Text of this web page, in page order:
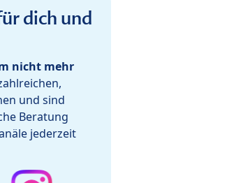
dich und
nicht mehr
und sind
Beratung
jederzeit